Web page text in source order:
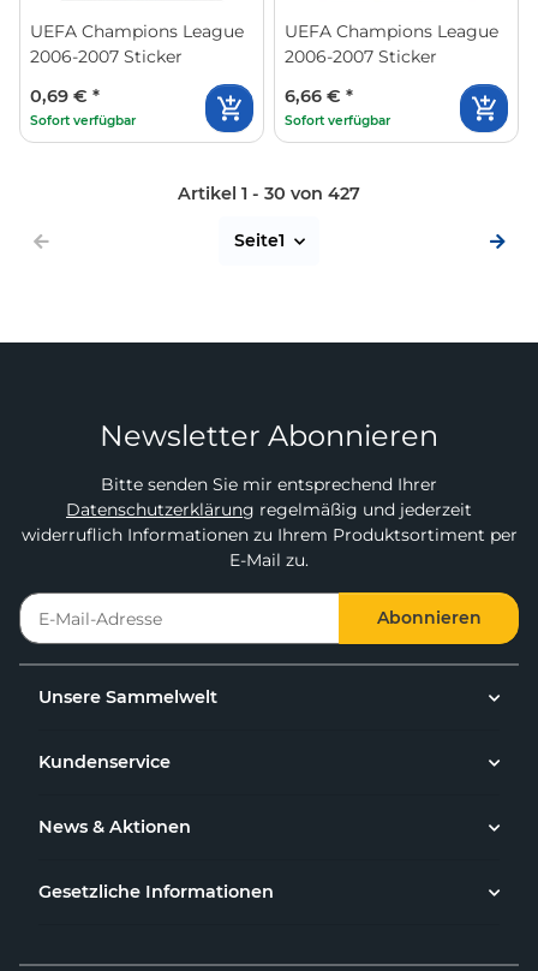
UEFA Champions League
2006-2007 Sticker
0,69 € *
Sofort verfügbar
UEFA Champions League
2006-2007 Sticker
6,66 € *
Sofort verfügbar
Artikel 1 - 30 von 427
Seite1
Newsletter Abonnieren
Bitte senden Sie mir entsprechend Ihrer
Datenschutzerklärung regelmäßig und jederzeit
widerruflich Informationen zu Ihrem Produktsortiment per
E-Mail zu.
Abonnieren
Unsere Sammelwelt
Kundenservice
News & Aktionen
Gesetzliche Informationen